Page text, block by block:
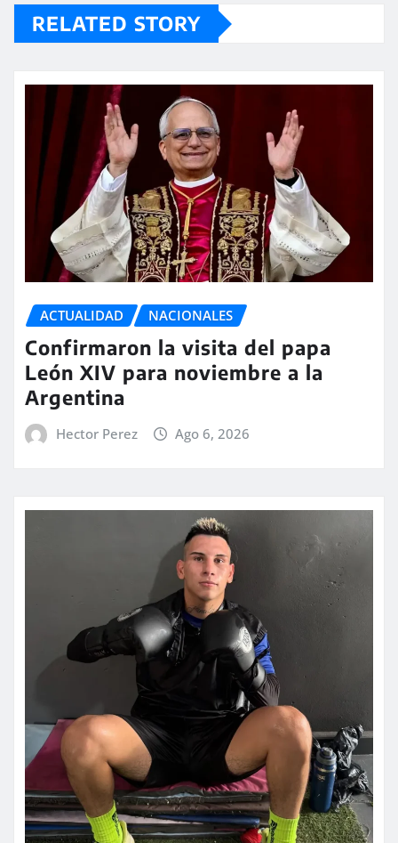
RELATED STORY
ACTUALIDAD NACIONALES
Confirmaron la visita del papa
León XIV para noviembre a la
Argentina
Hector Perez Ago 6, 2026